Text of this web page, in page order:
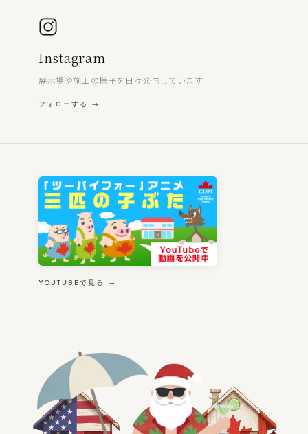
Instagram
展示場や施工の様子を日々発信しています
フォローする →
YOUTUBEで見る →